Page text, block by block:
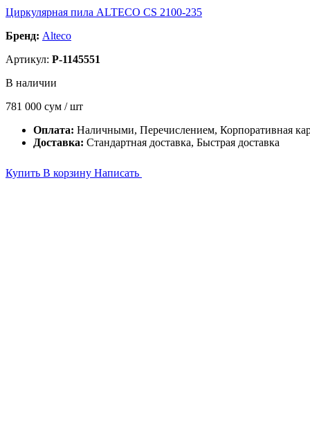
Циркулярная пила ALTECO CS 2100-235
Бренд: Alteco
Артикул: P-1145551
В наличии
781 000 сум / шт
Оплата: Наличными, Перечислением, Корпоративная
Доставка: Стандартная доставка, Быстрая доставка
Купить В корзину Написать